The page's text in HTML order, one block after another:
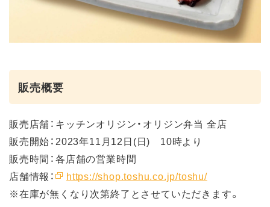
販売概要
販売店舗：キッチンオリジン・オリジン弁当 全店
販売開始：2023年11月12日(日) 10時より
販売時間：各店舗の営業時間
店舗情報：
https://shop.toshu.co.jp/toshu/
※在庫が無くなり次第終了とさせていただきます。